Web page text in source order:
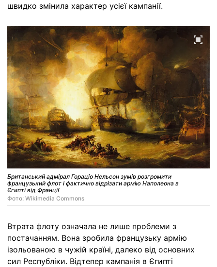
швидко змінила характер усієї кампанії.
Британський адмірал Гораціо Нельсон зумів розгромити
французький флот і фактично відрізати армію Наполеона в
Єгипті від Франції
Фото: Wikimedia Commons
Втрата флоту означала не лише проблеми з
постачанням. Вона зробила французьку армію
ізольованою в чужій країні, далеко від основних
сил Республіки. Відтепер кампанія в Єгипті